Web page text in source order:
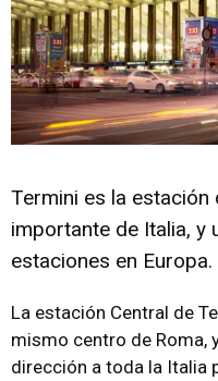
Termini es la
importante de Italia, y
estaciones en Europa.
La estación Central de
mismo centro de Roma,
dirección a toda la Italia